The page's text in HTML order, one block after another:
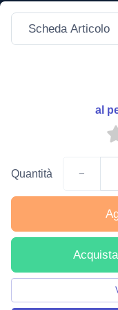
al
Quantità −